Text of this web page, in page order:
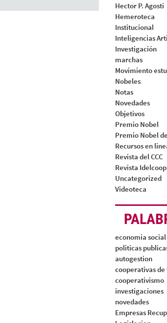
Hector P. Agosti
Hemeroteca
Institucional
Inteligencias
Investigación
marchas
Movimiento
Nobeles
Notas
Novedades
Objetivos
Premio Nobel
Premio Nobel
Recursos en
Revista del CCC
Revista Idelcoop
Uncategorized
Videoteca
economia social
politicas
autogestion
cooperativas
cooperativismo
investigaciones
novedades
Empresas